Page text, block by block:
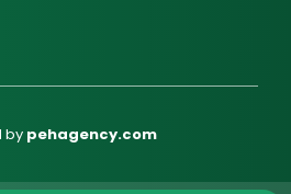
by pehagency.com